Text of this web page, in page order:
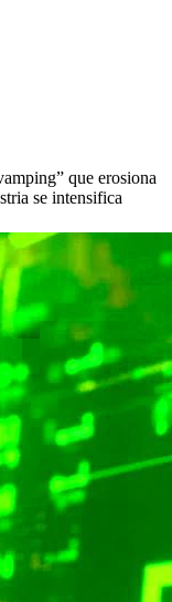
que erosiona
se intensifica